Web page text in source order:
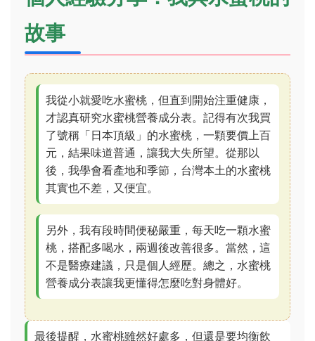
故事
我從小就愛吃水蜜桃，但直到開始注重健康，
才認真研究水蜜桃營養成分表。記得有次我買
了號稱「日本頂級」的水蜜桃，一顆要價上百
元，結果味道普通，讓我大失所望。從那以
後，我學會看產地和季節，台灣本土的水蜜桃
其實也不差，又便宜。
另外，我有段時間便秘嚴重，每天吃一顆水蜜
桃，搭配多喝水，兩週後改善很多。當然，這
不是醫療建議，只是個人經歷。總之，水蜜桃
營養成分表讓我更懂得怎麼吃對身體好。
最後提醒，水蜜桃雖然好處多，但還是要均衡飲